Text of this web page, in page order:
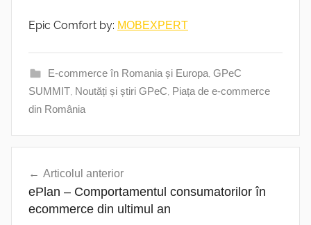
Epic Comfort by: MOBEXPERT
E-commerce în Romania și Europa, GPeC
SUMMIT, Noutăți și știri GPeC, Piața de e-commerce
din România
articole
Articolul anterior
ePlan – Comportamentul consumatorilor în
ecommerce din ultimul an